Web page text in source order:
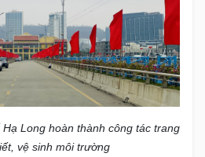
Long hoàn thành công tác trang
vệ sinh môi trường